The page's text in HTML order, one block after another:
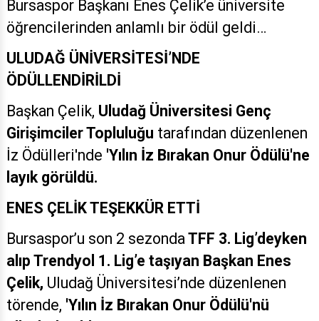
öğrencilerinden anlamlı bir ödül geldi…
ULUDAĞ ÜNİVERSİTESİ’NDE
ÖDÜLLENDİRİLDİ
Başkan Çelik, Uludağ Üniversitesi Genç
Girişimciler Topluluğu
tarafından düzenlenen
İz Ödülleri'nde'Yılın İz Bırakan Onur Ödülü'ne
layık görüldü.
ENES ÇELİK TEŞEKKÜR ETTİ
Bursaspor’u son 2 sezonda
TFF 3. Lig’deyken
alıp Trendyol 1. Lig’e taşıyan Başkan Enes
Çelik, Uludağ Üniversitesi’nde düzenlenen
törende,
'Yılın İz Bırakan Onur Ödülü'nü